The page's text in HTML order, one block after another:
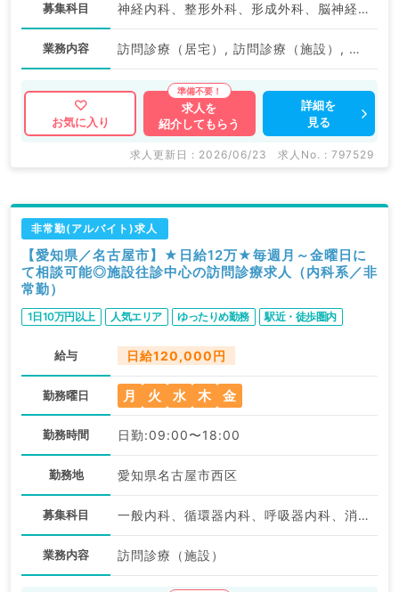
募集科目 神経内科、整形外科、形成外科、脳神経外科、呼吸器外科、心臓血管外科、泌尿器科、一般内科、循環器内科、呼吸器内科、消化器内科、内分泌・代謝内科、腎臓内科、老年内科、血液内科、外科系全般、一般外科、消化器外科、乳腺外科、膠原病科、大腸・肛門外科
業務内容 訪問診療（居宅）, 訪問診療（施設）, その他
お気に入り
求人を
紹介してもらう
詳細を
見る
求人更新日 : 2026/06/23 求人No. : 797529
非常勤(アルバイト)求人
【愛知県／名古屋市】★日給12万★毎週月～金曜日に
て相談可能◎施設往診中心の訪問診療求人（内科系／非
常勤）
1日10万円以上 人気エリア ゆったりめ勤務 駅近・徒歩圏内
給与 日給120,000円
勤務曜日 月 火 水 木 金
勤務時間 日勤:09:00〜18:00
勤務地 愛知県名古屋市西区
募集科目 一般内科、循環器内科、呼吸器内科、消化器内科、科目不問
業務内容 訪問診療（施設）